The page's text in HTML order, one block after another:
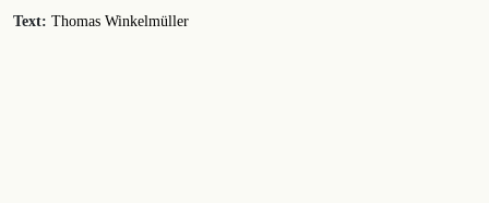
Text: Thomas Winkelmüller